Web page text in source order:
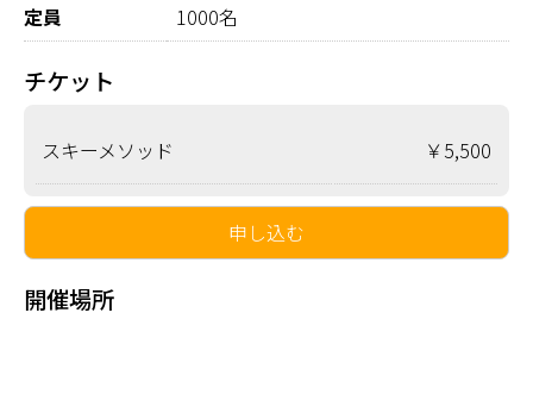
定員
1000名
チケット
スキーメソッド ￥5,500
申し込む
開催場所